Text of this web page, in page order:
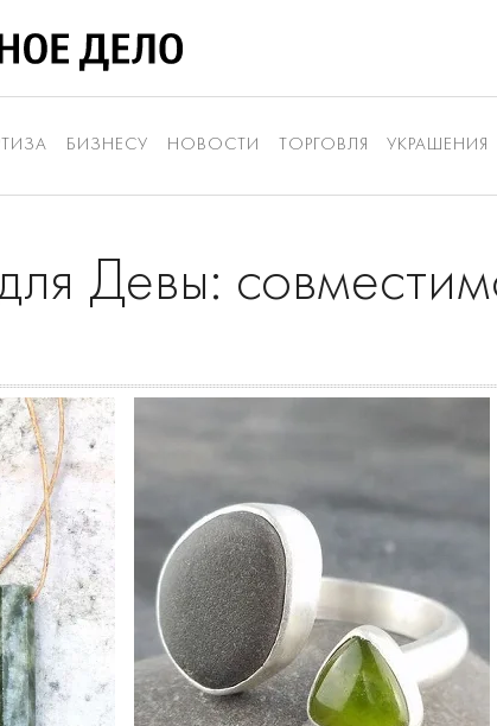
БИЗНЕСУ НОВОСТИ ТОРГОВЛЯ УКРАШЕНИЯ
Девы: